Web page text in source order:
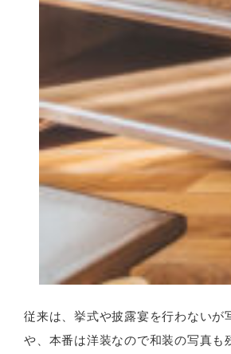
従来は、挙式や披露宴を行わないが
や、本番は洋装なので和装の写真も